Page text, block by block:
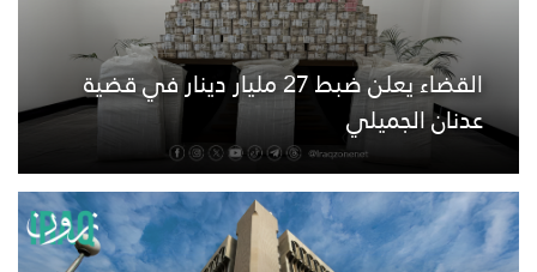
القضاء يعلن ضبط 27 مليار دينار في قضية
عدنان الجميلي